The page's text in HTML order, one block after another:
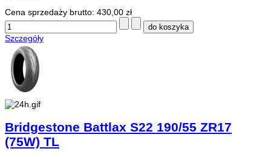
Cena sprzedaży brutto: 430,00 zł
Szczegóły
Bridgestone Battlax S22 190/55 ZR17
(75W) TL